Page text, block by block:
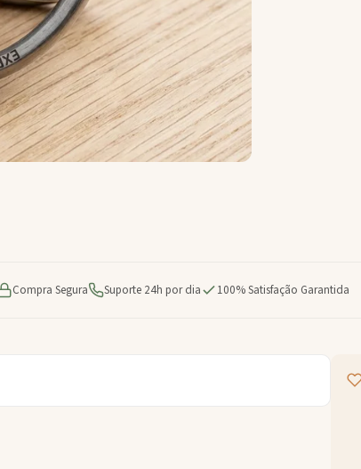
Compra Segura Suporte 24h por dia 100% Satisfação Garantida